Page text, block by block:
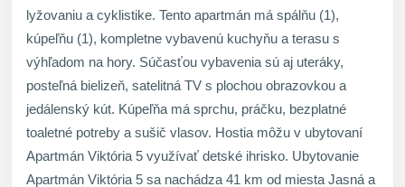
lyžovaniu a cyklistike. Tento apartmán má spálňu (1),
kúpeľňu (1), kompletne vybavenú kuchyňu a terasu s
výhľadom na hory. Súčasťou vybavenia sú aj uteráky,
posteľná bielizeň, satelitná TV s plochou obrazovkou a
jedálenský kút. Kúpeľňa má sprchu, práčku, bezplatné
toaletné potreby a sušič vlasov. Hostia môžu v ubytovaní
Apartmán Viktória 5 využívať detské ihrisko. Ubytovanie
Apartmán Viktória 5 sa nachádza 41 km od miesta Jasná a